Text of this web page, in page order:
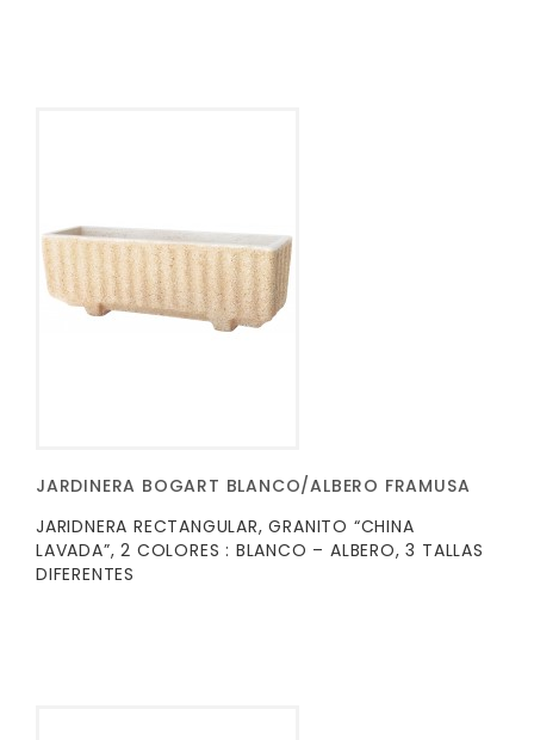
JARDINERA BOGART BLANCO/ALBERO FRAMUSA
JARIDNERA RECTANGULAR, GRANITO “CHINA
LAVADA”, 2 COLORES : BLANCO – ALBERO, 3 TALLAS
DIFERENTES